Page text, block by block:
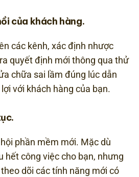
của khách hàng.
các kênh, xác định nhược
quyết định mới thông qua thử
chữa sai lầm đúng lúc dẫn
với khách hàng của bạn.
phần mềm mới. Mặc dù
hết công việc cho bạn, nhưng
dõi các tính năng mới có